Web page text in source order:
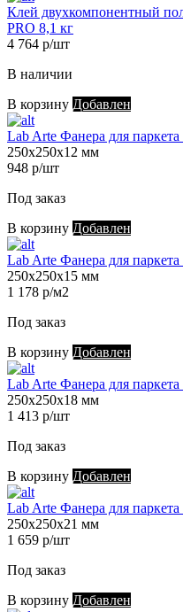
Клей двухкомпонентный
PRO 8,1 кг
4 764 р/шт
В наличии
В корзину Добавлен
Lab Arte Фанера для
250х250х12 мм
948 р/шт
Под заказ
В корзину Добавлен
Lab Arte Фанера для
250х250х15 мм
1 178 р/м2
Под заказ
В корзину Добавлен
Lab Arte Фанера для
250х250х18 мм
1 413 р/шт
Под заказ
В корзину Добавлен
Lab Arte Фанера для
250х250х21 мм
1 659 р/шт
Под заказ
В корзину Добавлен